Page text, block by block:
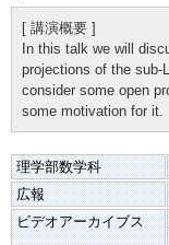
[ 講演概要 ]
In this talk we will
projections of the sub-
consider some open
some motivation for it.
理学部数学科
広報
ビデオアーカイブス